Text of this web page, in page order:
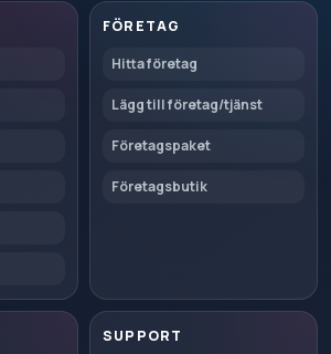
FÖRETAG
Hitta företag
Lägg till företag/tjänst
Företagspaket
Företagsbutik
SUPPORT